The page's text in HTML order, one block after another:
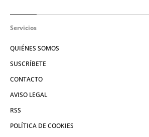
Servicios
QUIÉNES SOMOS
SUSCRÍBETE
CONTACTO
AVISO LEGAL
RSS
POLÍTICA DE COOKIES